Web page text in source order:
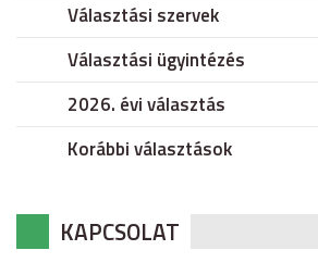
Választási szervek
Választási ügyintézés
2026. évi választás
Korábbi választások
KAPCSOLAT